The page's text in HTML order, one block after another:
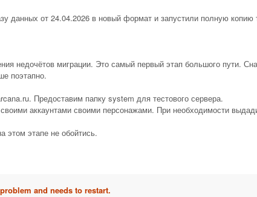
данных от 24.04.2026 в новый формат и запустили полную копию
недочётов миграции. Это самый первый этап большого пути.
поэтапно.
Предоставим папку system для тестового сервера.
аккаунтами своими персонажами. При необходимости
этом этапе не обойтись.
and needs to restart.